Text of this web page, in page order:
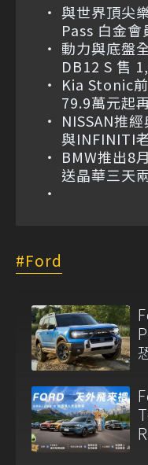
與世界頂尖
Pass 白金
動力與底盤
DB12 S 售
Kia Stonic
79.9萬元起
NISSAN推
與INFINITI
BMW推出8
送晶華三天
Ford